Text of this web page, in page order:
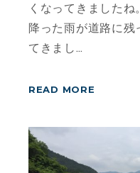
くなってきました
降った雨が道路に残
てきまし…
READ MORE